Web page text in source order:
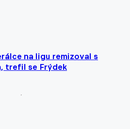
na ligu remizoval s
trefil se Frýdek